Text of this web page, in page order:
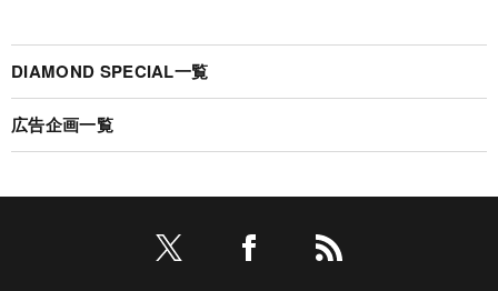
DIAMOND SPECIAL一覧
広告企画一覧